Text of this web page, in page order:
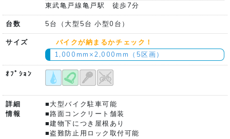
東武亀戸線亀戸駅 徒歩7分
台数
5台（大型5台 小型0台）
サイズ
バイクが納まるかチェック！
1,000mm×2,000mm（5区画）
ｵﾌﾟｼｮﾝ
詳細
情報
■大型バイク駐車可能
■路面コンクリート舗装
■建物下につき屋根あり
■盗難防止用ロック取付可能